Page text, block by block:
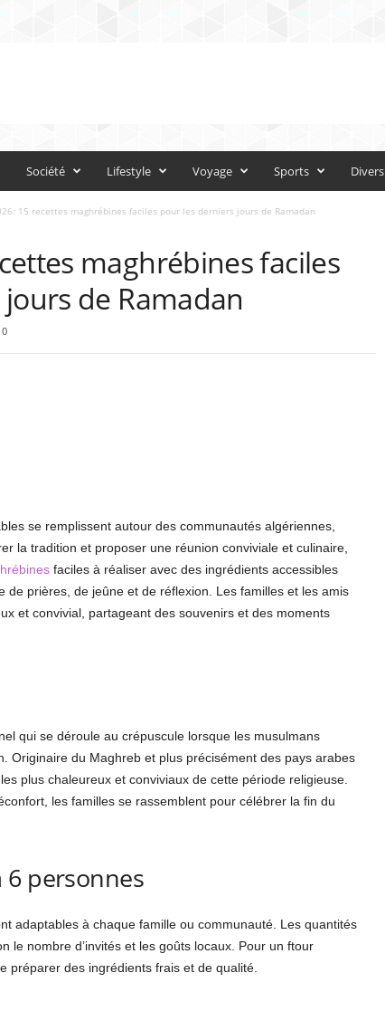
Société Lifestyle Voyage Sports Divers
15 recettes maghrébines faciles pour les derniers jours de Ramadan
maghrébines faciles
de Ramadan
0
se remplissent autour des communautés algériennes,
la tradition et proposer une réunion conviviale et culinaire,
faciles à réaliser avec des ingrédients accessibles
de prières, de jeûne et de réflexion. Les familles et les amis
et convivial, partageant des souvenirs et des moments
qui se déroule au crépuscule lorsque les musulmans
Originaire du Maghreb et plus précisément des pays arabes
plus chaleureux et conviviaux de cette période religieuse.
les familles se rassemblent pour célébrer la fin du
personnes
adaptables à chaque famille ou communauté. Les quantités
le nombre d’invités et les goûts locaux. Pour un ftour
préparer des ingrédients frais et de qualité.